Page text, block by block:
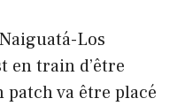
Los
en train d’être
patch va être placé